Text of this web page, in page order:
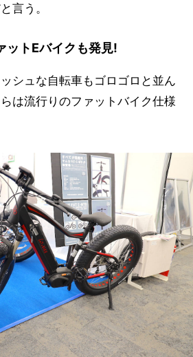
言う。
ットEバイクも発見!
シュな自転車もゴロゴロと並ん
は流行りのファットバイク仕様